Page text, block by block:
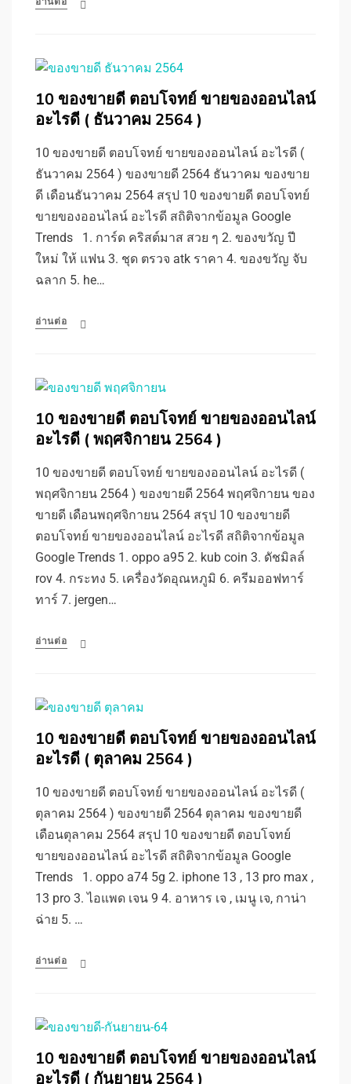
10 ของขายดี ตอบโจทย์ ขายของออนไลน์
อะไรดี ( ธันวาคม 2564 )
10 ของขายดี ตอบโจทย์ ขายของออนไลน์ อะไรดี (
ธันวาคม 2564 ) ของขายดี 2564 ธันวาคม ของขาย
ดี เดือนธันวาคม 2564 สรุป 10 ของขายดี ตอบโจทย์
ขายของออนไลน์ อะไรดี สถิติจากข้อมูล Google
Trends 1. การ์ด คริสต์มาส สวย ๆ 2. ของขวัญ ปี
ใหม่ ให้ แฟน 3. ชุด ตรวจ atk ราคา 4. ของขวัญ จับ
ฉลาก 5. he…
อ่านต่อ
10 ของขายดี ตอบโจทย์ ขายของออนไลน์
อะไรดี ( พฤศจิกายน 2564 )
10 ของขายดี ตอบโจทย์ ขายของออนไลน์ อะไรดี (
พฤศจิกายน 2564 ) ของขายดี 2564 พฤศจิกายน ของ
ขายดี เดือนพฤศจิกายน 2564 สรุป 10 ของขายดี
ตอบโจทย์ ขายของออนไลน์ อะไรดี สถิติจากข้อมูล
Google Trends 1. oppo a95 2. kub coin 3. ดัชมิลล์
rov 4. กระทง 5. เครื่องวัดอุณหภูมิ 6. ครีมออฟทาร์
ทาร์ 7. jergen…
อ่านต่อ
10 ของขายดี ตอบโจทย์ ขายของออนไลน์
อะไรดี ( ตุลาคม 2564 )
10 ของขายดี ตอบโจทย์ ขายของออนไลน์ อะไรดี (
ตุลาคม 2564 ) ของขายดี 2564 ตุลาคม ของขายดี
เดือนตุลาคม 2564 สรุป 10 ของขายดี ตอบโจทย์
ขายของออนไลน์ อะไรดี สถิติจากข้อมูล Google
Trends 1. oppo a74 5g 2. iphone 13 , 13 pro max ,
13 pro 3. ไอแพด เจน 9 4. อาหาร เจ , เมนู เจ, กาน่า
ฉ่าย 5. …
อ่านต่อ
10 ของขายดี ตอบโจทย์ ขายของออนไลน์
อะไรดี ( กันยายน 2564 )